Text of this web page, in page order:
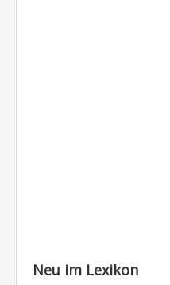
Neu im Lexikon